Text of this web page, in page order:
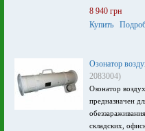
8 940 грн
Купить
Озонатор
2083004)
Озонатор
предназначен
складских,